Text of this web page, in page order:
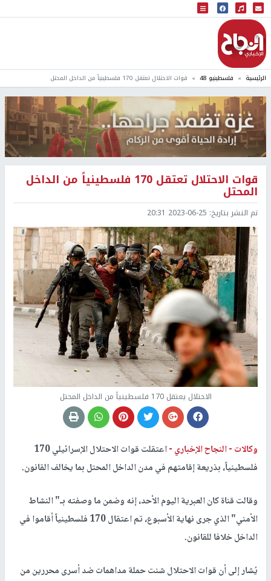
البث المباشر
إذاعة النجاح
الرئيسية فلسطينيو 48 قوات الاحتلال تعتقل 170 فلسطينياً من الداخل المحتل
قوات الاحتلال تعتقل 170 فلسطينياً من الداخل
المحتل
تم النشر بتاريخ: 2023-06-25 20:31
الاحتلال يعتقل 170 فلسطينياً من الداخل المحتل
وكالات -النجاح الإخباري -
اعتقلت قوات الاحتلال الإسرائيلي 170
فلسطينياً، بذريعة إقامتهم في مدن الداخل المحتل بما يخالف القانون.
وقالت قناة كان العبرية اليوم الأحد، إنه وضمن ما وصفته بـ" النشاط
الأمني" الذي جرى نهاية الأسبوع، تم اعتقال 170 فلسطينياً أقاموا في
الداخل خلافا للقانون.
يُشار إلى أن قوات الاحتلال شنت حملة مداهمات ضد أسرى محررين من